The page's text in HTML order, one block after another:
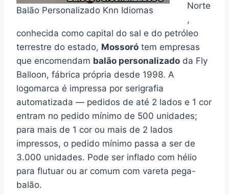
Balão Personalizado Knn Idiomas
Norte
,
conhecida como capital do sal e do petróleo
terrestre do estado, Mossoró tem empresas
que encomendam balão personalizado da Fly
Balloon, fábrica própria desde 1998. A
logomarca é impressa por serigrafia
automatizada — pedidos de até 2 lados e 1 cor
entram no pedido mínimo de 500 unidades;
para mais de 1 cor ou mais de 2 lados
impressos, o pedido mínimo passa a ser de
3.000 unidades. Pode ser inflado com hélio
para flutuar ou ar comum com vareta pega-
balão.